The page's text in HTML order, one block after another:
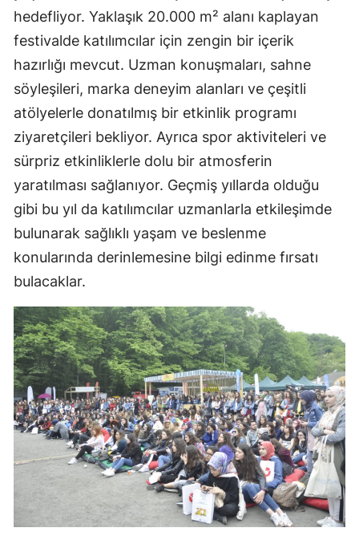
hedefliyor. Yaklaşık 20.000 m² alanı kaplayan
festivalde katılımcılar için zengin bir içerik
hazırlığı mevcut. Uzman konuşmaları, sahne
söyleşileri, marka deneyim alanları ve çeşitli
atölyelerle donatılmış bir etkinlik programı
ziyaretçileri bekliyor. Ayrıca spor aktiviteleri ve
sürpriz etkinliklerle dolu bir atmosferin
yaratılması sağlanıyor. Geçmiş yıllarda olduğu
gibi bu yıl da katılımcılar uzmanlarla etkileşimde
bulunarak sağlıklı yaşam ve beslenme
konularında derinlemesine bilgi edinme fırsatı
bulacaklar.